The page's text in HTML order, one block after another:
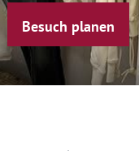
Besuch planen